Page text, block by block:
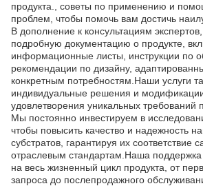
продукта., советы по применению и
проблем, чтобы помочь вам достичь
В дополнение к консультациям
подробную документацию о продукте,
информационные листы, инструкции по
рекомендации по дизайну,
конкретным потребностям.Наши услуги
индивидуальные решения и
удовлетворения уникальных требований
Мы постоянно инвестируем в
чтобы повысить качество и надежность
субстратов, гарантируя их соответствие
отраслевым стандартам.Наша поддержка
на весь жизненный цикл продукта, от
запроса до послепродажного